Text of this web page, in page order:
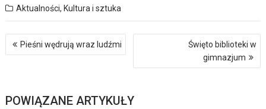
Aktualności, Kultura i sztuka
Nawigacja
wpisuPieśni wędrują wraz ludźmi
Święto biblioteki w
gimnazjum
POWIĄZANE ARTYKUŁY